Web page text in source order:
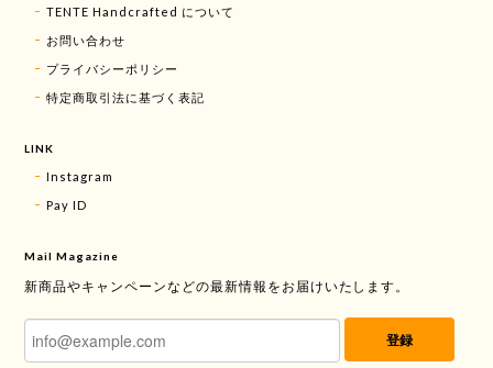
TENTE Handcrafted について
お問い合わせ
プライバシーポリシー
特定商取引法に基づく表記
LINK
Instagram
Pay ID
Mail Magazine
新商品やキャンペーンなどの最新情報をお届けいたします。
登録